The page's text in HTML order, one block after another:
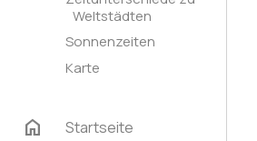
Weltstädten
Sonnenzeiten
Karte
home
Startseite